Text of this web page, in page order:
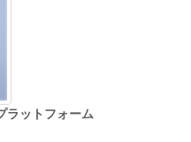
ラットフォーム